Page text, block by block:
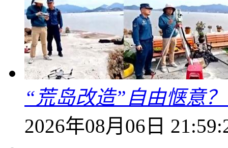
“荒岛改造”自由惬意
2026年08月06日